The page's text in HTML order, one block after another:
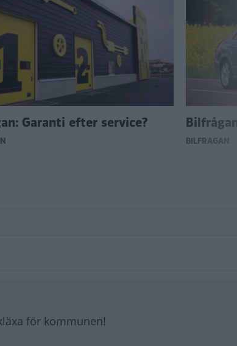
Garanti efter service?
BILFRÅGAN
för kommunen!